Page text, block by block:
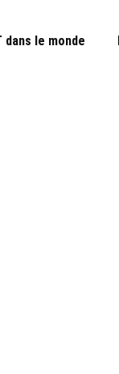
dans le monde